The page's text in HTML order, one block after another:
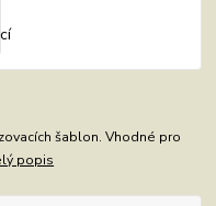
šablon. Vhodné pro
popis